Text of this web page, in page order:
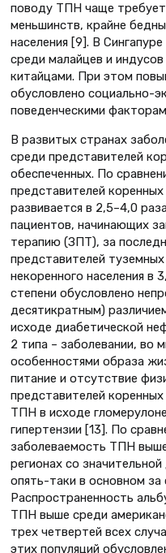
поводу ТПН чаще
меньшинств, крайне
населения [9]. В
среди малайцев и
китайцами. При этом
обусловлено социально-
поведенческими
В развитых странах
среди представителей
обеспеченных. По
представителей
развивается в 2,5–4,0
пациентов, начинающих
терапию (ЗПТ), за
представителей
некоренного населения в
степени обусловлено
десятикратным)
исходе диабетической
2 типа – заболевании, во
особенностями образа
питание и отсутствие
представителей
ТПН в исходе
гипертензии [13]. По
заболеваемость ТПН выше
регионах со
опять-таки в основном
Распространенность
ТПН выше среди
трех четвертей всех
этих популяций